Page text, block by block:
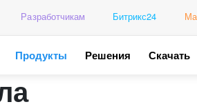
Разработчикам Битрикс24
Продукты Решения Скачать